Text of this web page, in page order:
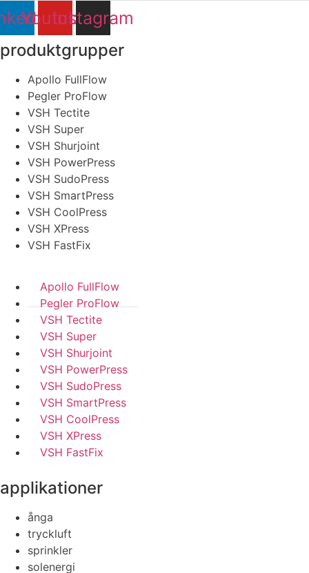
Youtube
Instagram
produktgrupper
Apollo FullFlow
Pegler ProFlow
VSH Tectite
VSH Super
VSH Shurjoint
VSH PowerPress
VSH SudoPress
VSH SmartPress
VSH CoolPress
VSH XPress
VSH FastFix
Apollo FullFlow
Pegler ProFlow
VSH Tectite
VSH Super
VSH Shurjoint
VSH PowerPress
VSH SudoPress
VSH SmartPress
VSH CoolPress
VSH XPress
VSH FastFix
applikationer
ånga
tryckluft
sprinkler
solenergi